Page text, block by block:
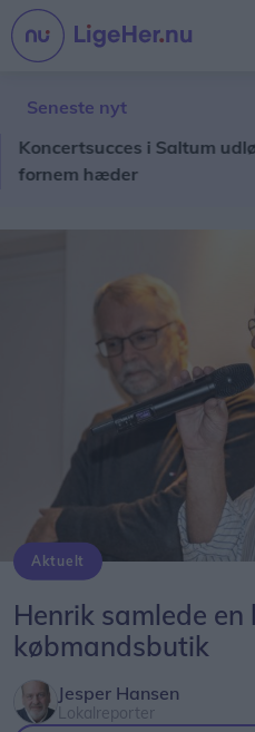
Seneste nyt
i Saltum udløser
hæder
Aktuelt
Henrik samlede
købmandsbutik
Jesper Hansen
Lokalreporter